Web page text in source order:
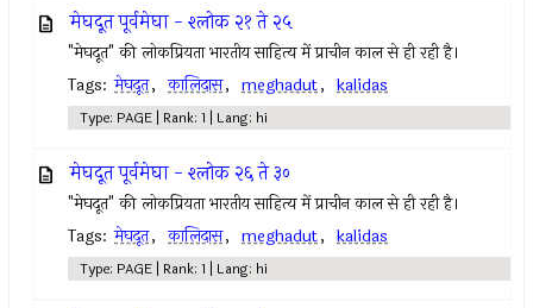
मेघदूत पूर्वमेघा - श्लोक २१ ते २५
"मेघदूत" की लोकप्रियता भारतीय साहित्य में प्राचीन काल से ही रही है।
Tags: मेघदूत, कालिदास, meghadut, kalidas
Type: PAGE | Rank: 1 | Lang: hi
मेघदूत पूर्वमेघा - श्लोक २६ ते ३०
"मेघदूत" की लोकप्रियता भारतीय साहित्य में प्राचीन काल से ही रही है।
Tags: मेघदूत, कालिदास, meghadut, kalidas
Type: PAGE | Rank: 1 | Lang: hi